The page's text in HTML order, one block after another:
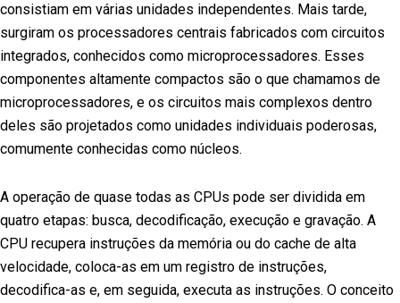
consistiam em várias unidades independentes. Mais tarde,
surgiram os processadores centrais fabricados com circuitos
integrados, conhecidos como microprocessadores. Esses
componentes altamente compactos são o que chamamos de
microprocessadores, e os circuitos mais complexos dentro
deles são projetados como unidades individuais poderosas,
comumente conhecidas como núcleos.
A operação de quase todas as CPUs pode ser dividida em
quatro etapas: busca, decodificação, execução e gravação. A
CPU recupera instruções da memória ou do cache de alta
velocidade, coloca-as em um registro de instruções,
decodifica-as e, em seguida, executa as instruções. O conceito